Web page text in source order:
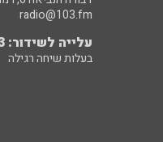
radio@103.fm
עלייה לשידור: 0552-103-103
בעלות שיחה רגילה